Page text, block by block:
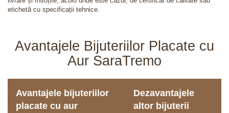
etichetă cu specificații tehnice.
Avantajele Bijuteriilor Placate cu
Aur SaraTremo
Avantajele bijuteriilor
placate cu aur
Dezavantajele
altor bijuterii